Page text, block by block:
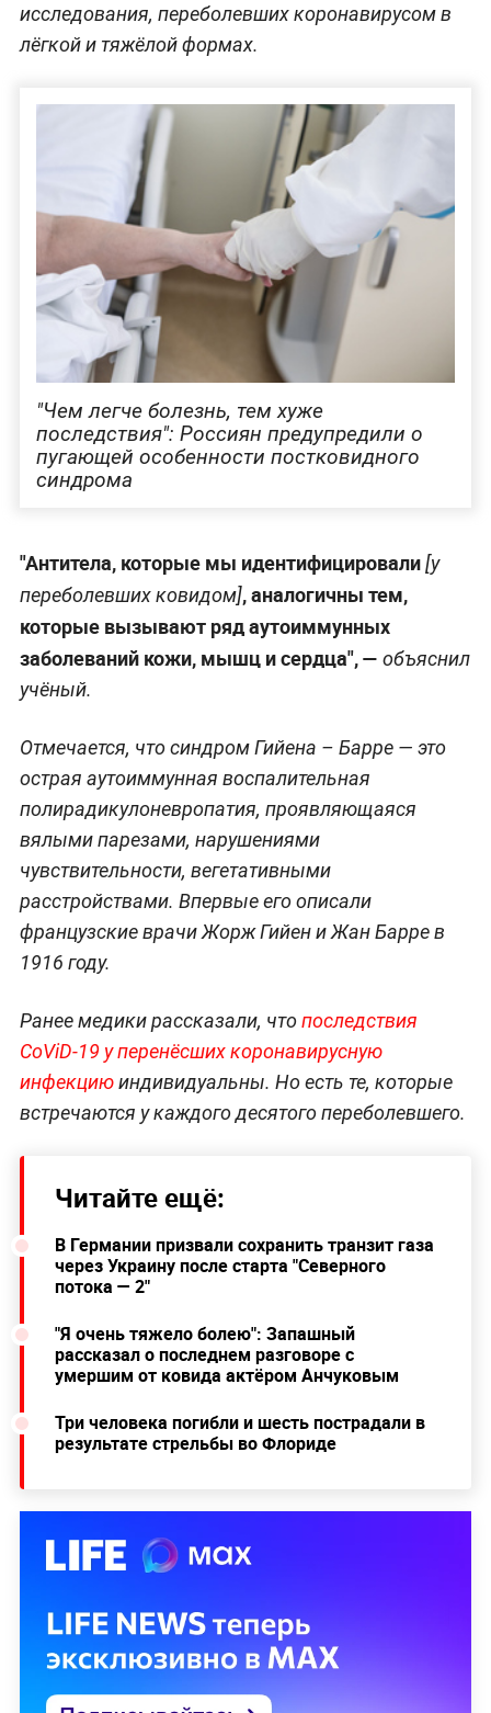
исследования, переболевших коронавирусом в
лёгкой и тяжёлой формах.
"Чем легче болезнь, тем хуже
последствия": Россиян предупредили о
пугающей особенности постковидного
синдрома
"Антитела, которые мы идентифицировали[у
переболевших ковидом], аналогичны тем,
которые вызывают ряд аутоиммунных
заболеваний кожи, мышц и сердца", — объяснил
учёный.
Отмечается, что синдром Гийена – Барре — это
острая аутоиммунная воспалительная
полирадикулоневропатия, проявляющаяся
вялыми парезами, нарушениями
чувствительности, вегетативными
расстройствами. Впервые его описали
французские врачи Жорж Гийен и Жан Барре в
1916 году.
Ранее медики рассказали, чтопоследствия
CoViD-19 у перенёсших коронавирусную
инфекциюиндивидуальны. Но есть те, которые
встречаются у каждого десятого переболевшего.
Читайте ещё:
В Германии призвали сохранить транзит газа
через Украину после старта "Северного
потока — 2"
"Я очень тяжело болею": Запашный
рассказал о последнем разговоре с
умершим от ковида актёром Анчуковым
Три человека погибли и шесть пострадали в
результате стрельбы во Флориде